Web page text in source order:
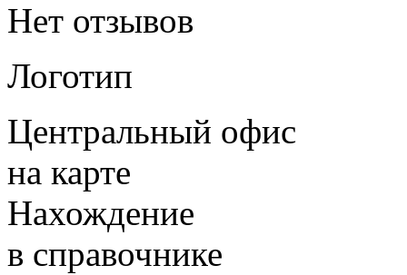
Нет отзывов
Логотип
Центральный офис
на карте
Нахождение
в справочнике